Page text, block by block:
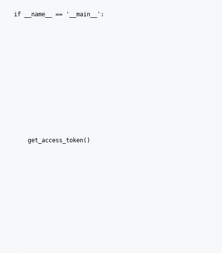
if __name__ == '__main__':
    get_access_token()